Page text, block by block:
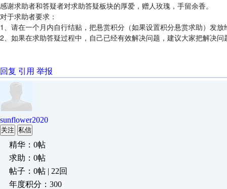
感谢求助者和答疑者对求助答疑板块的厚爱，赠人玫瑰，手留余香。
对于求助者要求：
1、请在一个月内自行结贴，把悬赏积分（如果设置积分悬赏求助）发放
2、如果在求助答疑过程中，自己已经有效解决问题，建议大家把解决
回复 引用 举报
sunflower2020
关注 私信
精华：0帖
求助：0帖
帖子：0帖 | 22回
年度积分：300